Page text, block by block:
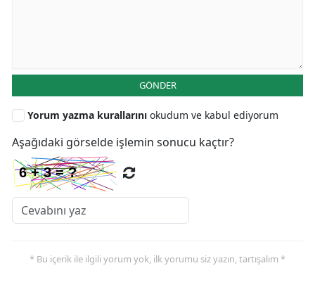
GÖNDER
Yorum yazma kurallarını okudum ve kabul ediyorum
Aşağıdaki görselde işlemin sonucu kaçtır?
* Bu içerik ile ilgili yorum yok, ilk yorumu siz yazın, tartışalım *